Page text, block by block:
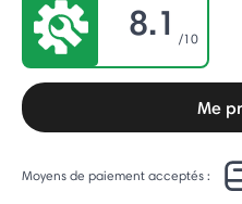
8.1 /10
Me
Moyens de paiement acceptés :